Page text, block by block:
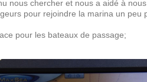
nous chercher et nous a aidé à
pour rejoindre la marina un peu
pour les bateaux de passage;